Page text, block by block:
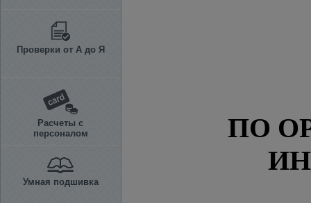
Проверки от А до Я
Расчеты с
персоналом
Умная подшивка
ПО